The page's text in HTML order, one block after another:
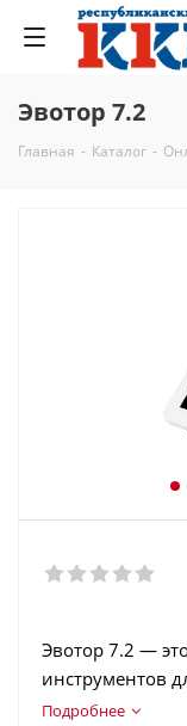
Эвотор 7.2
Главная - Каталог -
Эвотор 7.2 —
инструментов
терминал для
Подробнее